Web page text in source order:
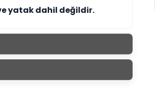
yatak dahil değildir.